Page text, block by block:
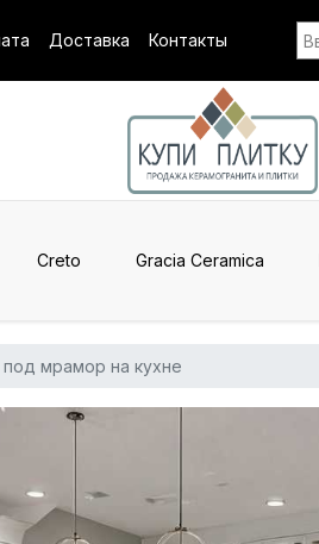
Доставка Контакты
Creto Gracia Ceramica
мрамор на кухне